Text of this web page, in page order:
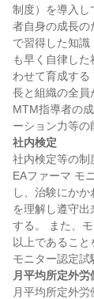
制度）を導入し
者自身の成長の
で習得した知
も早く自律し
わせて育成す
長と組織の全員
MTM指導者の
社内検定
社内検定等の制
EAファーマ モ
し、治験にか
を理解し遵守
する。 また、
以上であるこ
月平均所定外労